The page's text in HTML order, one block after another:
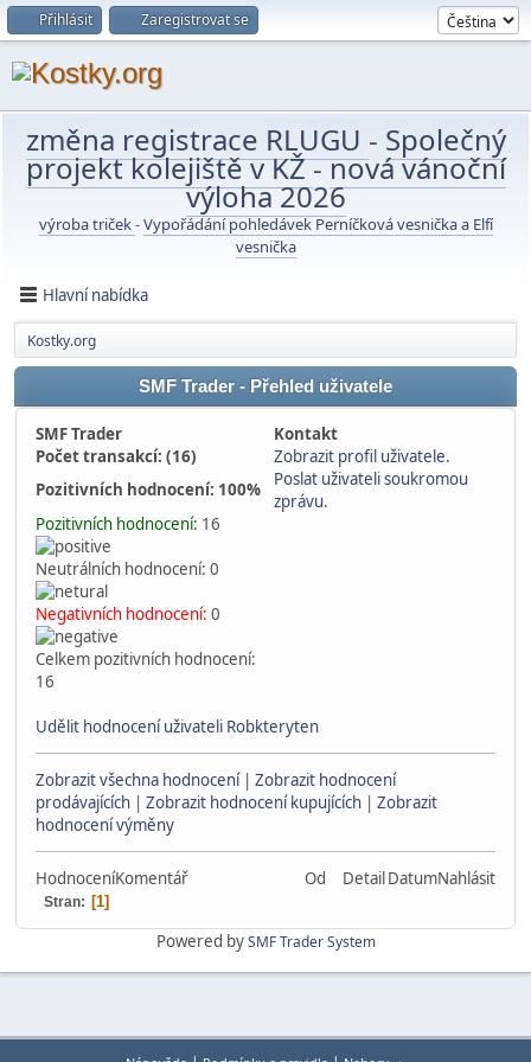
Přihlásit Zaregistrovat se
změna registrace RLUGU - Společný
projekt kolejiště v KŽ-nová vánoční
výloha 2026
výroba triček-Vypořádání pohledávek Perníčková vesnička a Elfí
vesnička
Hlavní nabídka
Kostky.org
SMF Trader - Přehled uživatele
SMF Trader
Kontakt
Počet transakcí: (16)
Zobrazit profil uživatele.
Pozitivních hodnocení: 100%
Poslat uživateli soukromou
zprávu.
Pozitivních hodnocení: 16
Neutrálních hodnocení: 0
Negativních hodnocení: 0
Celkem pozitivních hodnocení:
16
Udělit hodnocení uživateli Robkteryten
Zobrazit všechna hodnocení| Zobrazit hodnocení
prodávajících | Zobrazit hodnocení kupujících | Zobrazit
hodnocení výměny
HodnoceníKomentář Od DetailDatumNahlásit
Stran 1
Powered bySMF Trader System